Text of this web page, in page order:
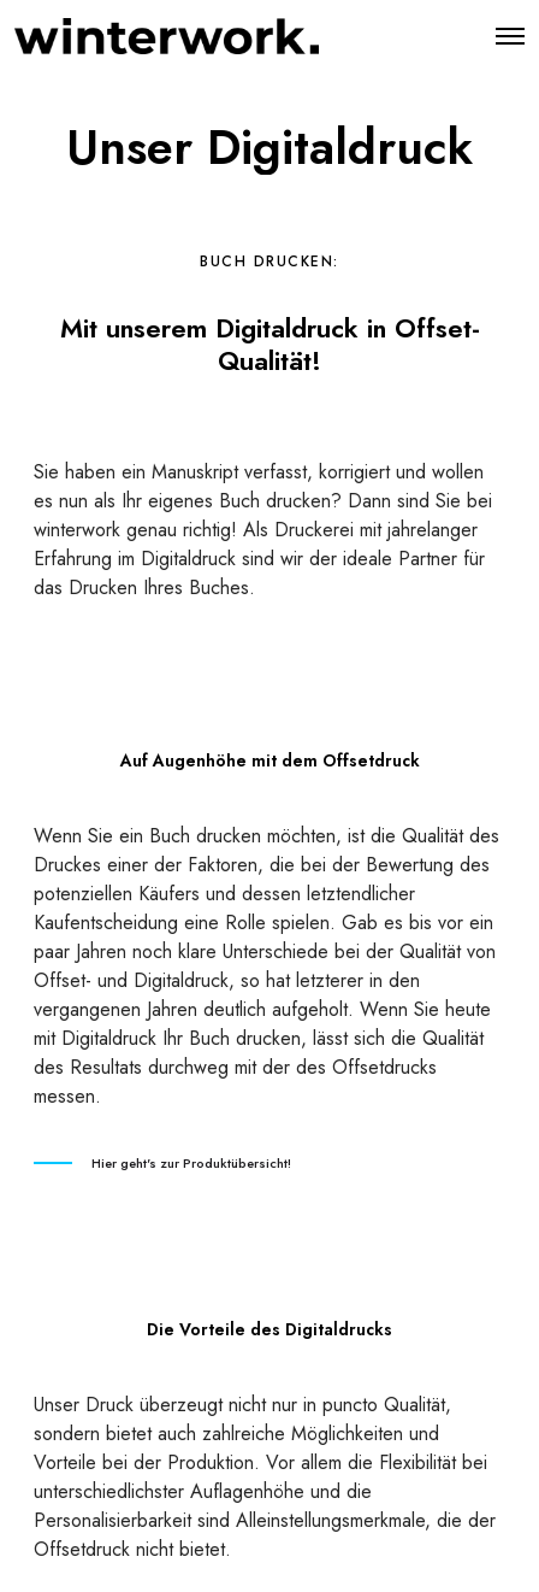
O
Unser Digitaldruck
BUCH DRUCKEN:
Mit unserem Digitaldruck in Offset-
Qualität!
Sie haben ein Manuskript verfasst, korrigiert und wollen
es nun als Ihr eigenes Buch drucken? Dann sind Sie bei
winterwork genau richtig! Als Druckerei mit jahrelanger
Erfahrung im Digitaldruck sind wir der ideale Partner für
das Drucken Ihres Buches.
Auf Augenhöhe mit dem Offsetdruck
Wenn Sie ein Buch drucken möchten, ist die Qualität des
Druckes einer der Faktoren, die bei der Bewertung des
potenziellen Käufers und dessen letztendlicher
Kaufentscheidung eine Rolle spielen. Gab es bis vor ein
paar Jahren noch klare Unterschiede bei der Qualität von
Offset- und Digitaldruck, so hat letzterer in den
vergangenen Jahren deutlich aufgeholt. Wenn Sie heute
mit Digitaldruck Ihr Buch drucken, lässt sich die Qualität
des Resultats durchweg mit der des Offsetdrucks
messen.
Hier geht's zur Produktübersicht!
Die Vorteile des Digitaldrucks
Unser Druck überzeugt nicht nur in puncto Qualität,
sondern bietet auch zahlreiche Möglichkeiten und
Vorteile bei der Produktion. Vor allem die Flexibilität bei
unterschiedlichster Auflagenhöhe und die
Personalisierbarkeit sind Alleinstellungsmerkmale, die der
Offsetdruck nicht bietet.